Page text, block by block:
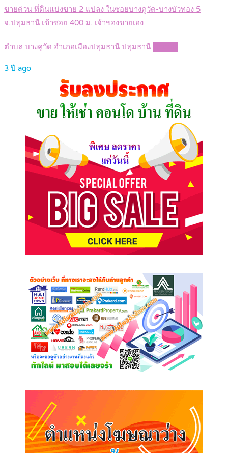
ขายด่วน ที่ดินแบ่งขาย 2 แปลง ในซอยบางคูวัด-บางบัวทอง 5
จ.ปทุมธานี เข้าซอย 400 ม. เจ้าของขายเอง
ตำบล บางคูวัด อำเภอเมืองปทุมธานี ปทุมธานี
3 ปี ago